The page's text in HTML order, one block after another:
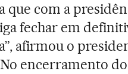
que com a
fechar em
afirmou o
encerramento